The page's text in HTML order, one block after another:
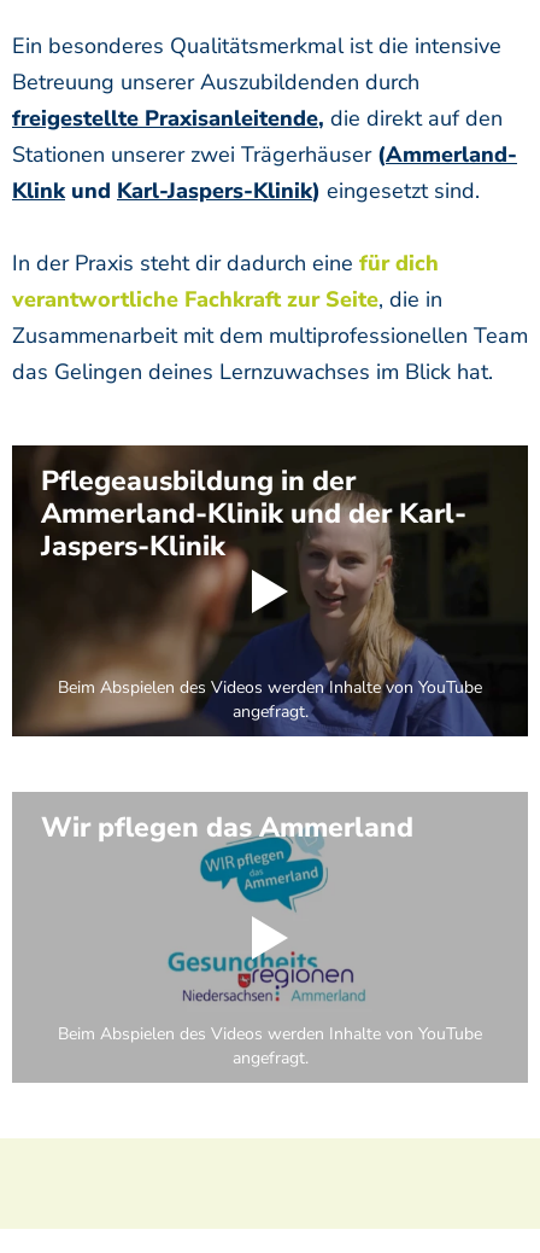
Ein besonderes Qualitätsmerkmal ist die intensive
Betreuung unserer Auszubildenden durch
freigestellte Praxisanleitende, die direkt auf den
Stationen unserer zwei Trägerhäuser (Ammerland-
Klinkund Karl-Jaspers-Klinik) eingesetzt sind.
In der Praxis steht dir dadurch eine für dich
verantwortliche Fachkraft zur Seite, die in
Zusammenarbeit mit dem multiprofessionellen Team
das Gelingen deines Lernzuwachses im Blick hat.
Pflegeausbildung in der
Ammerland-Klinik und der Karl-
Jaspers-Klinik
Beim Abspielen des Videos werden Inhalte von YouTube
angefragt.
Wir pflegen das Ammerland
Beim Abspielen des Videos werden Inhalte von YouTube
angefragt.